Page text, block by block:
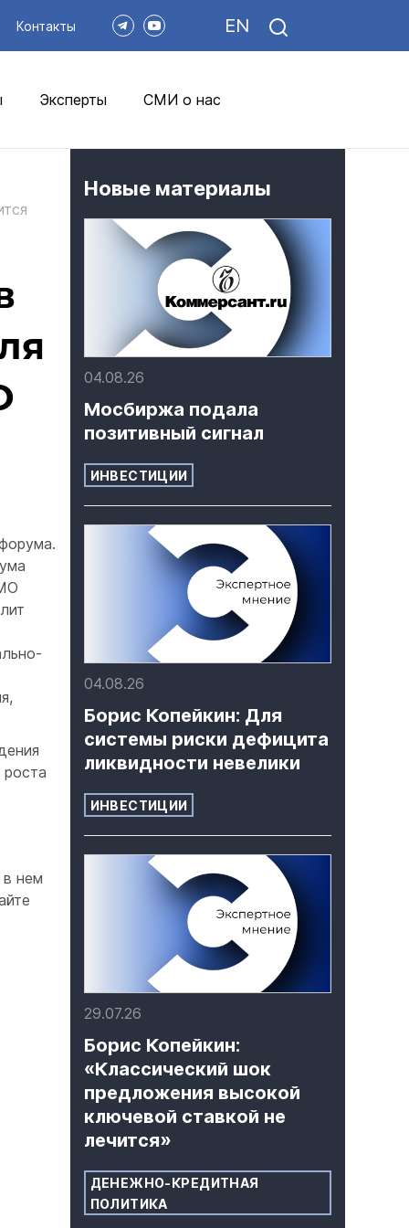
Контакты EN
Эксперты СМИ о нас
в нем
Новые материалы
04.08.26
Мосбиржа подала
позитивный сигнал
ИНВЕСТИЦИИ
04.08.26
Борис Копейкин: Для
системы риски дефицита
ликвидности невелики
ИНВЕСТИЦИИ
29.07.26
Борис Копейкин:
«Классический шок
предложения высокой
ключевой ставкой не
лечится»
ДЕНЕЖНО-КРЕДИТНАЯ
ПОЛИТИКА